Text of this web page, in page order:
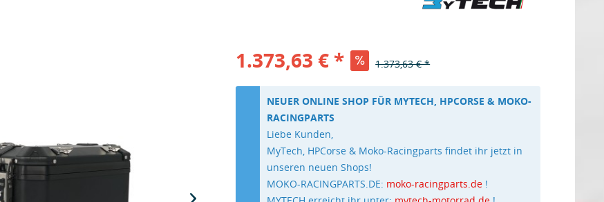
1.373,63 € *
1.373,63 € *
NEUER ONLINE SHOP FÜR MYTECH, HPCORSE & MOKO-
RACINGPARTS
Liebe Kunden,
MyTech, HPCorse & Moko-Racingparts findet ihr jetzt in
unseren neuen Shops!
MOKO-RACINGPARTS.DE: moko-racingparts.de !